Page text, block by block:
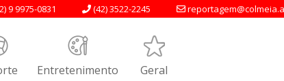
(42) 3522-2245
9 9975-0831
Entretenimento Geral